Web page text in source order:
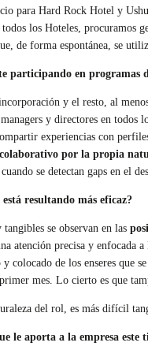
para Hard Rock Hotel y
los Hoteles, procuramos
de forma espontánea, se
participando en programas
y el resto, al
y directores en
experiencias con
por la propia
se detectan gaps en el
resultando más eficaz?
se observan en las
atención precisa y
colocado de los enseres que
mes. Lo cierto es que
del rol, es más difícil
le aporta a la empresa este